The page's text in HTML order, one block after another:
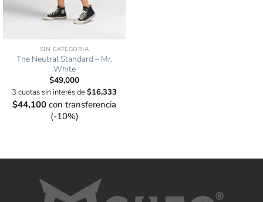
SIN CATEGORÍA
The Neutral Standard – Mr.
White
$49,000
3 cuotas sin interés de$16,333
$44,100 con transferencia
(-10%)